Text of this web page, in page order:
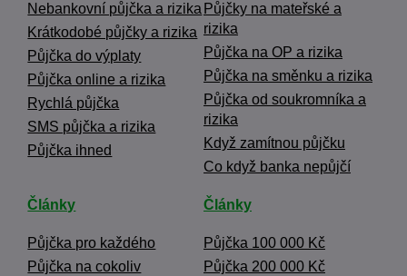
Nebankovní půjčka a rizika
Krátkodobé půjčky a rizika
Půjčka do výplaty
Půjčka online a rizika
Rychlá půjčka
SMS půjčka a rizika
Půjčka ihned
Půjčky na mateřské a
rizika
Půjčka na OP a rizika
Půjčka na směnku a rizika
Půjčka od soukromníka a
rizika
Když zamítnou půjčku
Co když banka nepůjčí
Články
Půjčka pro každého
Půjčka na cokoliv
Články
Půjčka 100 000 Kč
Půjčka 200 000 Kč